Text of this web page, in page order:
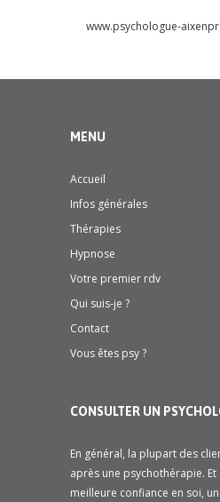
www.psychologue-
MENU
Accueil
Infos générales
Thérapies
Hypnose
Votre premier rdv
Qui suis-je ?
Contact
Vous êtes psy ?
CONSULTER UN
En général, la plupart des
après une psychothérapie. Et
meilleure confiance en soi,